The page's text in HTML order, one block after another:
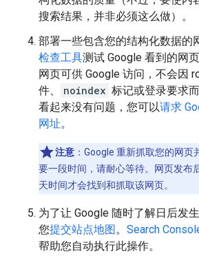
搜索结果，并非必须这么做）。
部署一些包含您的结构化数据的
检查工具测试 Google 看到的网
网页可供 Google 访问，不会因
件、
noindex 标记或登录要求
看起来没有问题，您可以请求
网址。
注意 ：Google 重新抓取您的网
要一段时间，请耐心等待。网页发布
天时间才会找到和抓取该网页。
为了让 Google 随时了解日后发
您提交站点地图。 Search
帮助您自动执行此操作。